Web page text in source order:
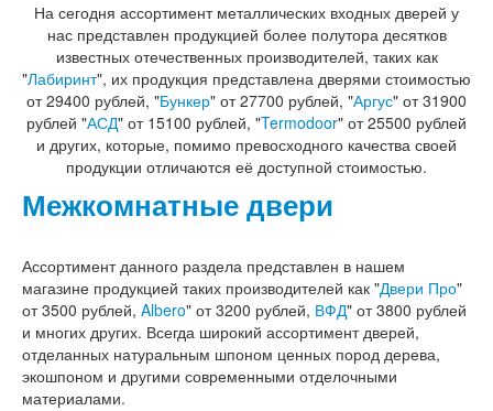
Лабиринт Фрост
Лабиринт Шторм
Лабиринт Эволаб
Двери Про
Двери Интекрон
Интекрон Брайтон Антрацит
Интекрон Вектор
Интекрон Гектор
Интекрон Греция
Интекрон Италия
Интекрон Колизей Белый
Интекрон Неаполь
Интекрон Олимпия
Интекрон Премьера
Интекрон Профит
Интекрон Ронда
На сегодня ассортимент металлических входных дверей у
нас представлен продукцией более полутора десятков
известных отечественных производителей, таких как
"Лабиринт", их продукция представлена дверями стоимостью
от 29400 рублей, "Бункер" от 27700 рублей, "Аргус" от 31900
рублей "АСД" от 15100 рублей, "Termodoor" от 25500 рублей
и других, которые, помимо превосходного качества своей
продукции отличаются её доступной стоимостью.
Межкомнатные двери
Ассортимент данного раздела представлен в нашем
магазине продукцией таких производителей как "Двери Про"
от 3500 рублей, Albero" от 3200 рублей, ВФД" от 3800 рублей
и многих других. Всегда широкий ассортимент дверей,
отделанных натуральным шпоном ценных пород дерева,
экошпоном и другими современными отделочными
материалами.